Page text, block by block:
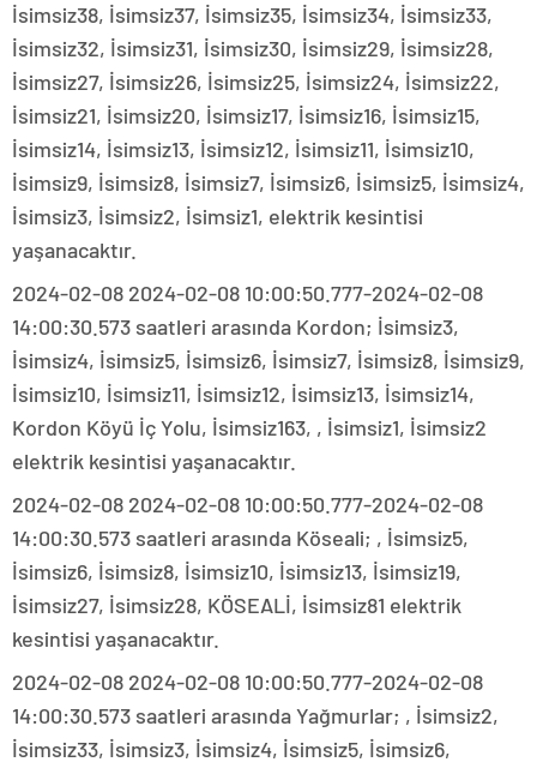
İsimsiz38, İsimsiz37, İsimsiz35, İsimsiz34, İsimsiz33,
İsimsiz32, İsimsiz31, İsimsiz30, İsimsiz29, İsimsiz28,
İsimsiz27, İsimsiz26, İsimsiz25, İsimsiz24, İsimsiz22,
İsimsiz21, İsimsiz20, İsimsiz17, İsimsiz16, İsimsiz15,
İsimsiz14, İsimsiz13, İsimsiz12, İsimsiz11, İsimsiz10,
İsimsiz9, İsimsiz8, İsimsiz7, İsimsiz6, İsimsiz5, İsimsiz4,
İsimsiz3, İsimsiz2, İsimsiz1, elektrik kesintisi
yaşanacaktır.
2024-02-08 2024-02-08 10:00:50.777-2024-02-08
14:00:30.573 saatleri arasında Kordon; İsimsiz3,
İsimsiz4, İsimsiz5, İsimsiz6, İsimsiz7, İsimsiz8, İsimsiz9,
İsimsiz10, İsimsiz11, İsimsiz12, İsimsiz13, İsimsiz14,
Kordon Köyü İç Yolu, İsimsiz163, , İsimsiz1, İsimsiz2
elektrik kesintisi yaşanacaktır.
2024-02-08 2024-02-08 10:00:50.777-2024-02-08
14:00:30.573 saatleri arasında Köseali; , İsimsiz5,
İsimsiz6, İsimsiz8, İsimsiz10, İsimsiz13, İsimsiz19,
İsimsiz27, İsimsiz28, KÖSEALİ, İsimsiz81 elektrik
kesintisi yaşanacaktır.
2024-02-08 2024-02-08 10:00:50.777-2024-02-08
14:00:30.573 saatleri arasında Yağmurlar; , İsimsiz2,
İsimsiz33, İsimsiz3, İsimsiz4, İsimsiz5, İsimsiz6,